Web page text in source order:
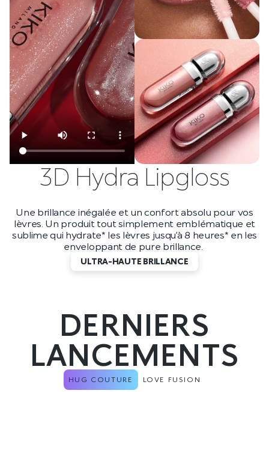
3D Hydra Lipgloss
Une brillance inégalée et un confort absolu pour vos
lèvres. Un produit tout simplement emblématique et
sublime qui hydrate* les lèvres jusqu’à 8 heures* en les
enveloppant de pure brillance.
ULTRA-HAUTE BRILLANCE
DERNIERS
LANCEMENTS
HUG COUTURE LOVE FUSION